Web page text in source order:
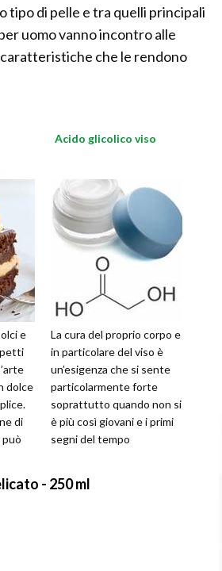
tipo di pelle e tra quelli principali
uomo vanno incontro alle
che le rendono
e
dolce
di
Acido glicolico viso
La cura del proprio corpo e
in particolare del viso è
un’esigenza che si sente
particolarmente forte
soprattutto quando non si
è più così giovani e i primi
segni del tempo
- 250 ml